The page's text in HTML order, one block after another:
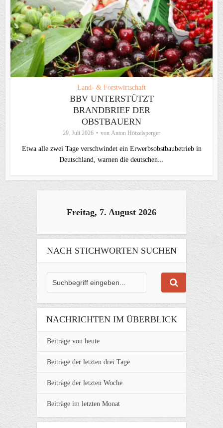
Land- & Forstwirtschaft
BBV UNTERSTÜTZT
BRANDBRIEF DER
OBSTBAUERN
29. Juli 2026 von Anton Hötzelsperger
Etwa alle zwei Tage verschwindet ein Erwerbsobstbaubetrieb in
Deutschland, warnen die deutschen...
Freitag, 7. August 2026
NACH STICHWORTEN SUCHEN
NACHRICHTEN IM ÜBERBLICK
Beiträge von heute
Beiträge der letzten drei Tage
Beiträge der letzten Woche
Beiträge im letzten Monat